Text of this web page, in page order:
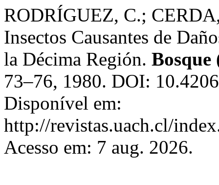
RODRÍGUEZ, C.;
Insectos Causantes de
la Décima Región.
73–76, 1980. DOI:
Disponível em:
http://revistas.uach.cl/
Acesso em: 7 aug. 2026.